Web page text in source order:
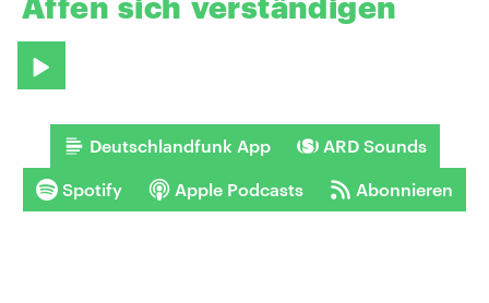
Affen sich verständigen
Deutschlandfunk App ARD Sounds
Spotify Apple Podcasts Abonnieren